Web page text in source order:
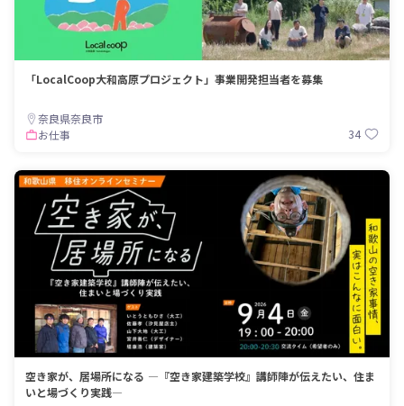
「LocalCoop大和高原プロジェクト」事業開発担当者を募集
奈良県奈良市
お仕事
34
空き家が、居場所になる ―『空き家建築学校』講師陣が伝えたい、住ま
いと場づくり実践―